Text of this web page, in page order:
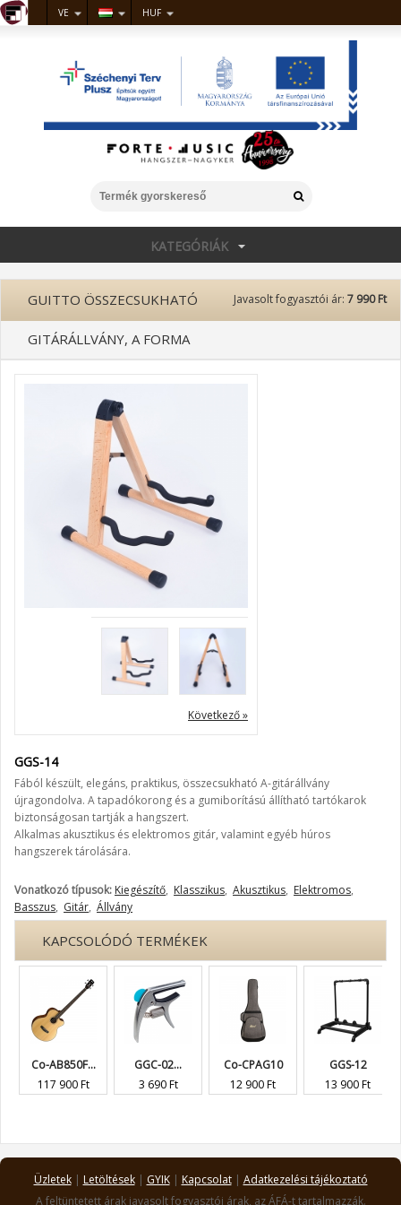
VE HUF
KATEGÓRIÁK
Javasolt fogyasztói ár: 7 990 Ft
GUITTO ÖSSZECSUKHATÓ
GITÁRÁLLVÁNY, A FORMA
Következő »
GGS-14
Fából készült, elegáns, praktikus, összecsukható A-gitárállvány
újragondolva. A tapadókorong és a gumiborítású állítható tartókarok
biztonságosan tartják a hangszert.
Alkalmas akusztikus és elektromos gitár, valamint egyéb húros
hangszerek tárolására.
Vonatkozó típusok: Kiegészítő, Klasszikus, Akusztikus, Elektromos,
Basszus, Gitár, Állvány
KAPCSOLÓDÓ TERMÉKEK
Co-AB850F...
117 900 Ft
GGC-02...
3 690 Ft
Co-CPAG10
12 900 Ft
GGS-12
13 900 Ft
Üzletek| Letöltések| GYIK| Kapcsolat| Adatkezelési tájékoztató
A feltüntetett árak javasolt fogyasztói árak, az ÁFÁ-t tartalmazzák.